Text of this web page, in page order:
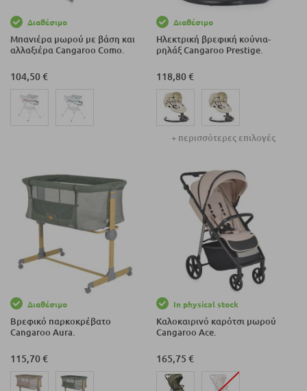
Διαθέσιμο
Μπανιέρα μωρού με βάση και
αλλαξιέρα Cangaroo Como.
104,50 €
Διαθέσιμο
Ηλεκτρική βρεφική κούνια-
ρηλάξ Cangaroo Prestige.
118,80 €
+ περισσότερες επιλογές
Διαθέσιμο
Βρεφικό παρκοκρέβατο
Cangaroo Aura.
115,70 €
In physical stock
Καλοκαιρινό καρότσι μωρού
Cangaroo Ace.
165,75 €